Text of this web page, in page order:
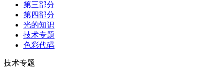
第三部分
第四部分
光的知识
技术专题
色彩代码
技术专题